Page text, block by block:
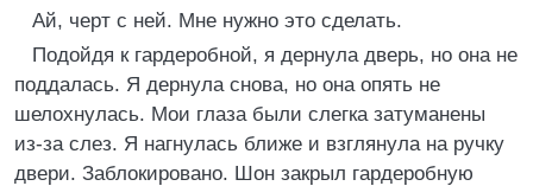
Ай, черт с ней. Мне нужно это сделать.
Подойдя к гардеробной, я дернула дверь, но она не
поддалась. Я дернула снова, но она опять не
шелохнулась. Мои глаза были слегка затуманены
из-за слез. Я нагнулась ближе и взглянула на ручку
двери. Заблокировано. Шон закрыл гардеробную